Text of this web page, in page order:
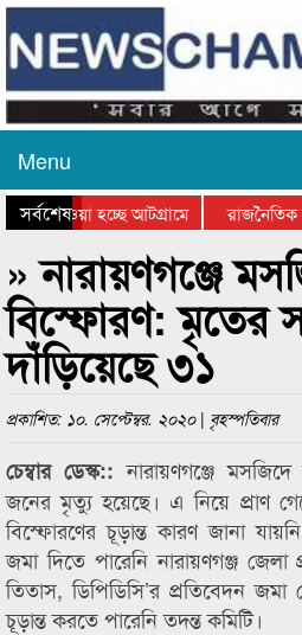
Menu
সর্বশেষ
যাওয়া হচ্ছে আটগ্রামে
রাজনৈতিক
পুরস্কার বিতরণ সম্পন্ন
সিলেটে
» নারায়ণগঞ্জে
বিস্ফোরণ: মৃতের
দাঁড়িয়েছে ৩১
প্রকাশিত: ১০. সেপ্টেম্বর. ২০২০ | বৃহস্পতিবার
চেম্বার ডেস্ক::নারায়ণগঞ্জে
জনের মৃত্যু হয়েছে। এ নিয়ে প্রাণ
বিস্ফোরণের চূড়ান্ত কারণ জানা
জমা দিতে পারেনি নারায়ণগঞ্জ
তিতাস, ডিপিডিসি’র প্রতিবেদন
চূড়ান্ত করতে পারেনি তদন্ত কমিটি।